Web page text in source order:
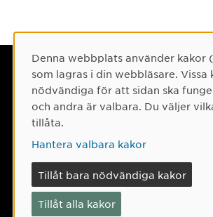
Kontaktuppgifter
Kontakta oss
Hitta till oss
Om något händer
Cookie-samtycke
Denna webbplats använder kakor
som lagras i din webbläsare. Vissa
nödvändiga för att sidan ska
och andra är valbara. Du väljer
tillåta.
Hantera valbara kakor
Tillåt bara nödvändiga kakor
Tillåt alla kakor